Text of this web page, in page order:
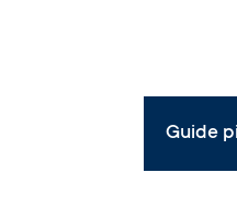
Guide